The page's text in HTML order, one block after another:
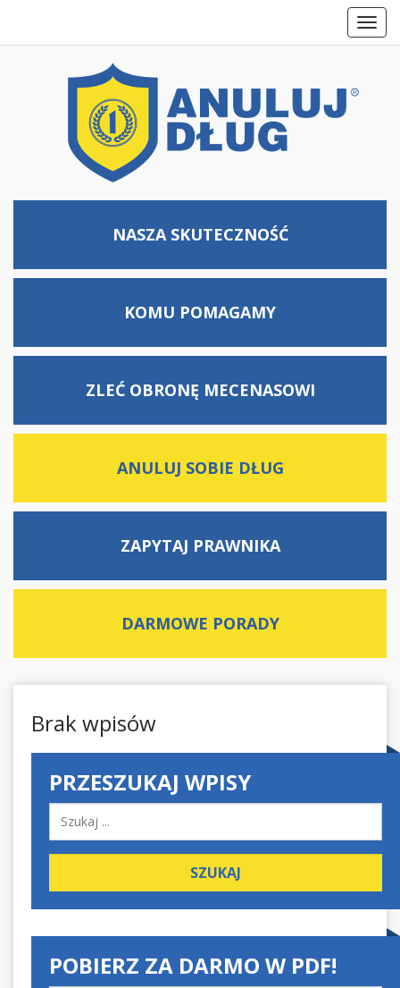
NASZA SKUTECZNOŚĆ
KOMU POMAGAMY
ZLEĆ OBRONĘ MECENASOWI
ANULUJ SOBIE DŁUG
ZAPYTAJ PRAWNIKA
DARMOWE PORADY
Brak wpisów
PRZESZUKAJ WPISY
POBIERZ ZA DARMO W PDF!